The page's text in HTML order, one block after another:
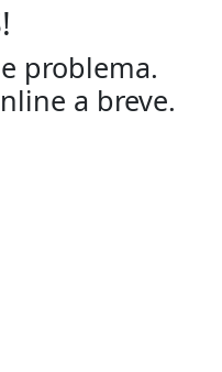
problema.
a breve.